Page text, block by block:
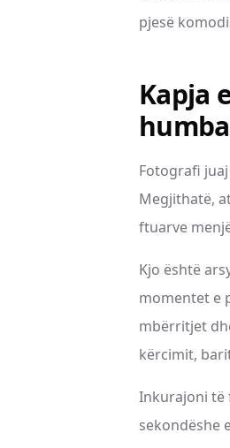
pjesë
Kapja
Fotografi
Megjithatë,
ftuarve
Kjo është
momentet e
mbërritjet
kërcimit,
Inkurajoni të
sekondëshe